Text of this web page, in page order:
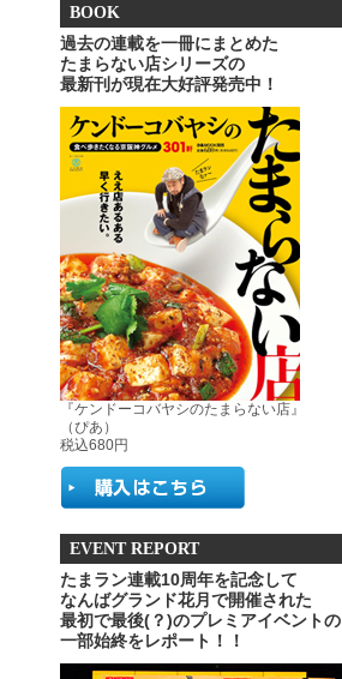
BOOK
過去の連載を一冊にまとめた
たまらない店シリーズの
最新刊が現在大好評発売中！
『ケンドーコバヤシのたまらない店』
（ぴあ）
税込680円
EVENT REPORT
たまラン連載10周年を記念して
なんばグランド花月で開催された
最初で最後(？)のプレミアイベントの
一部始終をレポート！！